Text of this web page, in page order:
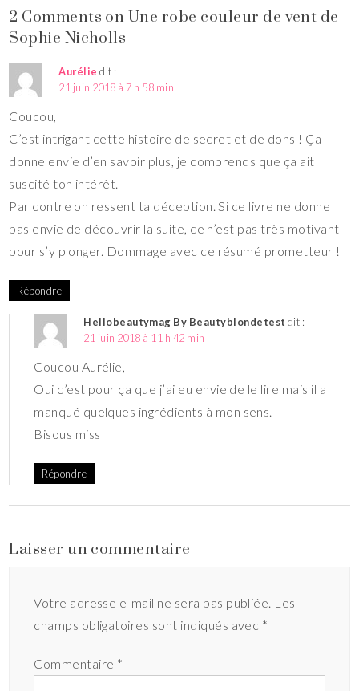
2 Comments on Une robe couleur de vent de
Sophie Nicholls
Aurélie dit :
21 juin 2018 à 7 h 58 min
Coucou,
C’est intrigant cette histoire de secret et de dons ! Ça
donne envie d’en savoir plus, je comprends que ça ait
suscité ton intérêt.
Par contre on ressent ta déception. Si ce livre ne donne
pas envie de découvrir la suite, ce n’est pas très motivant
pour s’y plonger. Dommage avec ce résumé prometteur !
Répondre
Hellobeautymag By Beautyblondetest dit :
21 juin 2018 à 11 h 42 min
Coucou Aurélie,
Oui c’est pour ça que j’ai eu envie de le lire mais il a
manqué quelques ingrédients à mon sens.
Bisous miss
Répondre
Laisser un commentaire
Votre adresse e-mail ne sera pas publiée. Les
champs obligatoires sont indiqués avec *
Commentaire *